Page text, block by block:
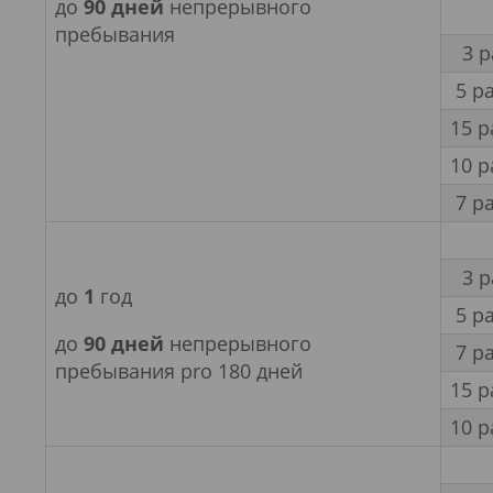
до 90 дней непрерывного
пребывания
3
5
15
10
7
до 1 год
до 90 дней непрерывного
пребывания pro 180 дней
3
5
7
15
10